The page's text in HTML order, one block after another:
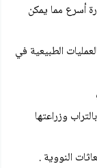
أسرع مما يمكن
الطبيعية في
وزراعتها